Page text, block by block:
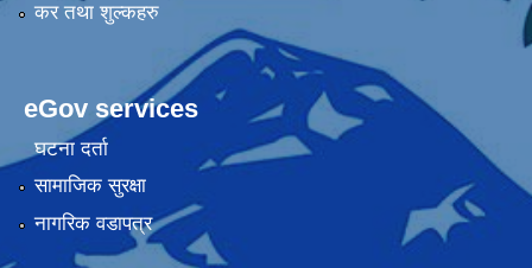
कर तथा शुल्कहरु
eGov services
घटना दर्ता
सामाजिक सुरक्षा
नागरिक वडापत्र